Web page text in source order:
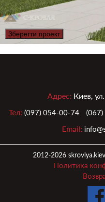
Зберегти проект
Адрес: Киев,
Тел: (097) 054-00-74
Email:
2012-2026
Политика